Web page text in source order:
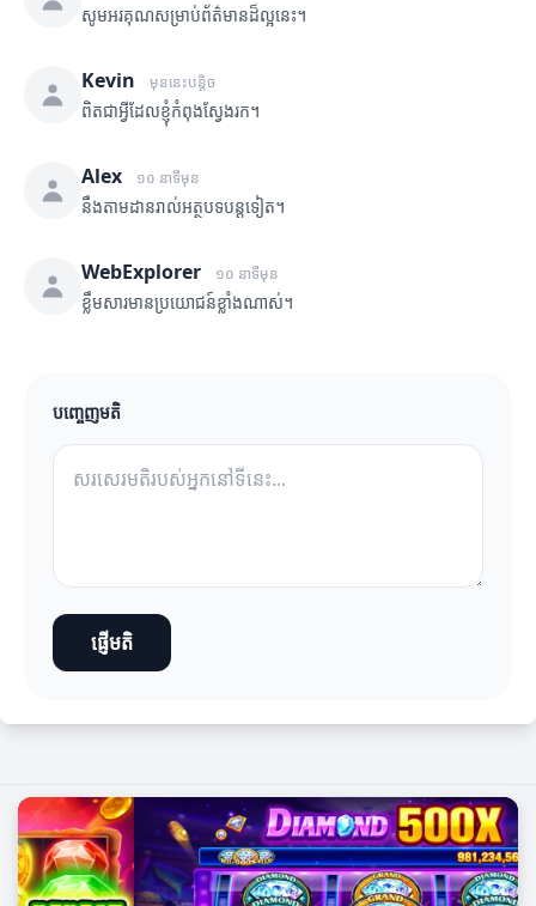
សូមអរគុណសម្រាប់ព័ត៌មានដ៏ល្អនេះ។
Kevin មុននេះបន្តិច
ពិតជាអ្វីដែលខ្ញុំកំពុងស្វែងរក។
Alex ១០ នាទីមុន
នឹងតាមដានរាល់អត្ថបទបន្តទៀត។
WebExplorer ១០ នាទីមុន
ខ្លឹមសារមានប្រយោជន៍ខ្លាំងណាស់។
បញ្ចេញមតិ
ផ្ញើមតិ